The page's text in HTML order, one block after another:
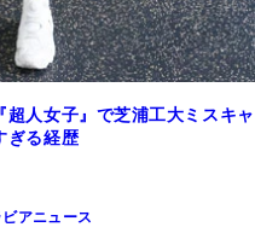
人女子』で芝浦工大ミスキャ
ぎる経歴
アニュース